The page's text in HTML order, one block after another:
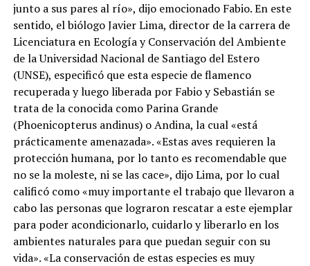
junto a sus pares al río», dijo emocionado Fabio. En este
sentido, el biólogo Javier Lima, director de la carrera de
Licenciatura en Ecología y Conservación del Ambiente
de la Universidad Nacional de Santiago del Estero
(UNSE), especificó que esta especie de flamenco
recuperada y luego liberada por Fabio y Sebastián se
trata de la conocida como Parina Grande
(Phoenicopterus andinus) o Andina, la cual «está
prácticamente amenazada». «Estas aves requieren la
protección humana, por lo tanto es recomendable que
no se la moleste, ni se las cace», dijo Lima, por lo cual
calificó como «muy importante el trabajo que llevaron a
cabo las personas que lograron rescatar a este ejemplar
para poder acondicionarlo, cuidarlo y liberarlo en los
ambientes naturales para que puedan seguir con su
vida». «La conservación de estas especies es muy